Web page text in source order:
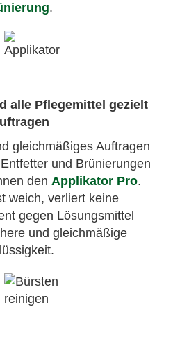
.
alle Pflegemittel gezielt
gleichmäßiges Auftragen
und Brünierungen
den Applikator Pro.
weich, verliert keine
gegen Lösungsmittel
und gleichmäßige